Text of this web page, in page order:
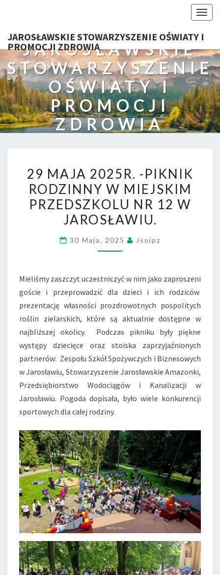
JAROSŁAWSKIE STOWARZYSZENIE OŚWIATY I
PROMOCJI ZDROWIA
JAROSŁAWSKIE
STOWARZYSZENIE
OŚWIATY I
PROMOCJI
ZDROWIA
MAJA
2025R.
-
PIKNIK
W
NR
12
W
JAROSŁAWIU.
29 MAJA 2025R. -PIKNIK
RODZINNY W MIEJSKIM
PRZEDSZKOLU NR 12 W
JAROSŁAWIU.
30 Maja, 2025 Jsoipz
Mieliśmy zaszczyt uczestniczyć w nim jako zaproszeni
goście i przeprowadzić dla dzieci i ich rodziców
prezentację własności prozdrowotnych pospolitych
roślin zielarskich, które są aktualnie dostępne w
najbliższej okolicy. Podczas pikniku były piękne
występy dziecięce oraz stoiska zaprzyjaźnionych
partnerów: Zespołu Szkół Spożywczych i Biznesowych
w Jarosławiu, Stowarzyszenie Jarosławskie Amazonki,
Przedsiębiorstwo Wodociągów i Kanalizacji w
Jarosławiu. Pogoda dopisała, było wiele konkurencji
sportowych dla całej rodziny.